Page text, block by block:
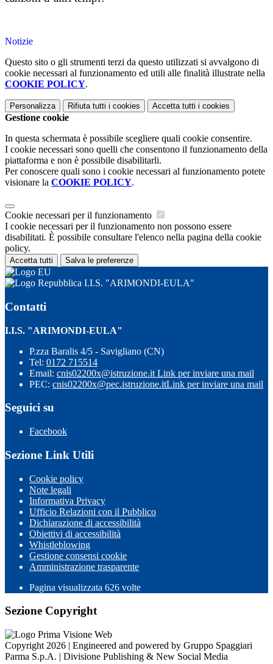
Notizie
Questo sito o gli strumenti terzi da questo utilizzati si avvalgono di
cookie necessari al funzionamento ed utili alle finalità illustrate nella
COOKIE POLICY.
Personalizza Rifiuta tutti i cookies Accetta tutti i cookies
Gestione cookie
In questa schermata è possibile scegliere quali cookie consentire.
I cookie necessari sono quelli che consentono il funzionamento della
piattaforma e non è possibile disabilitarli.
Per conoscere quali sono i cookie necessari al funzionamento potete
visionare la COOKIE POLICY.
Cookie necessari per il funzionamento
I cookie necessari per il funzionamento non possono essere
disabilitati. È possibile consultare l'elenco nella pagina della cookie
policy.
Accetta tutti Salva le preferenze
I.I.S. "ARIMONDI-EULA"
Contatti
I.I.S. "ARIMONDI-EULA"
P.zza Baralis 4/5 - Savigliano (CN)
Tel: 0172 715514
Email: cnis02200x@istruzione.it Link per inviare una mail
PEC: cnis02200x@pec.istruzione.itLink per inviare una mail
Seguici su
Facebook
Sezione Link Utili
Cookie policy
Note legali
Informativa Privacy
Ufficio Relazioni con il Pubblico
Dichiarazione di accessibilità
Obiettivi di accessibilità
Whistleblowing
Gestione consensi cookie
Amministrazione trasparente
Pagina visualizzata 626 volte
Sezione Copyright
Copyright 2026 | Engineered and powered by Gruppo Spaggiari
Parma S.p.A. | Divisione Publishing & New Social Media